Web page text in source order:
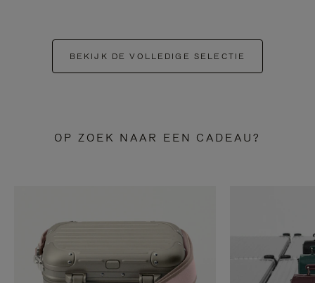
BEKIJK DE VOLLEDIGE SELECTIE
OP ZOEK NAAR EEN CADEAU?